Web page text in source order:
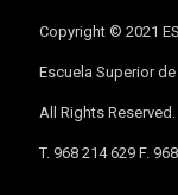
Copyright © 2021
Escuela Superior
All Rights
T. 968 214 629 F.